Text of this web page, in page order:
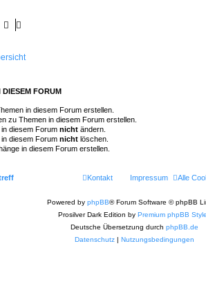
FORUM
in diesem Forum erstellen.
zu Themen in diesem Forum erstellen.
diesem Forum nicht ändern.
diesem Forum nicht löschen.
in diesem Forum erstellen.
Alle
Impressum
Kontakt
Powered by phpBB® Forum Software © phpBB
Prosilver Dark Edition by Premium phpBB
Deutsche Übersetzung durch phpBB.de
Datenschutz | Nutzungsbedingungen